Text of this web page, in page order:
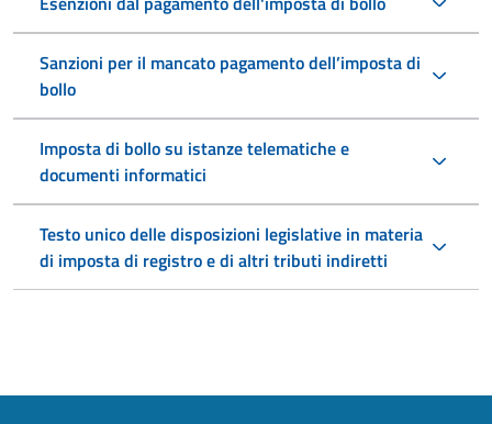
Sanzioni per il mancato pagamento dell’imposta di
bollo
Imposta di bollo su istanze telematiche e
documenti informatici
Testo unico delle disposizioni legislative in materia
di imposta di registro e di altri tributi indiretti